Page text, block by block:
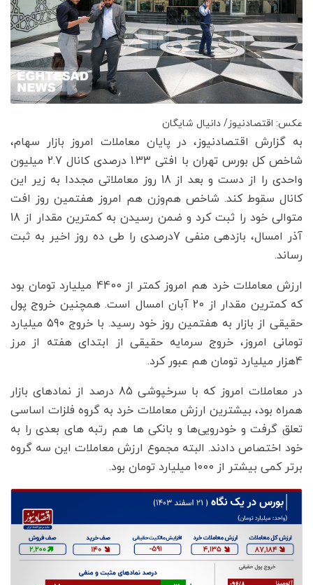
عکس: اقتصادنیوز/ دانیال شایگان
به گزارش اقتصادنیوز، در پایان معاملات امروز بازار سهام،
شاخص کل بورس تهران با افتی 1.33 درصدی کانال 2.7 میلیون
واحدی را از دست و بعد از 18 روز معاملاتی مجددا به زیر این
کانال سقوط کند. شاخص هم‌وزن هم امروز هفتمین روز افت
متوالی خود را ثبت کرد و ضمن رسیدن به کمترین مقدار از 18
آذر امسال، بازدهی منفی 7درصدی را طی ده روز اخیر به ثبت
رساند.
ارزش معاملات خرد هم امروز کمتر از 4400 میلیارد تومان بود
که کمترین مقدار از 20 آبان امسال است. همچنین خروج پول
حقیقی از بازار به هفتمین روز خود رسید. با خروج 590 میلیارد
تومانی امروز، خروج سرمایه حقیقی از ابتدای هفته از مرز
4هزار میلیارد تومان هم عبور کرد.
در معاملات امروز که با سرخپوشی 85 درصد از نمادهای بازار
همراه بود، بیشترین ارزش معاملات خرد به گروه فلزات اساسی
تعلق گرفت و خودرویی‌ها و بانکی ها هم رتبه های بعدی را به
خود اختصاص دادند. البته مجموع ارزش معاملات این سه گروه
برتر کمی بیشتر از 1000 میلیارد تومان بود.